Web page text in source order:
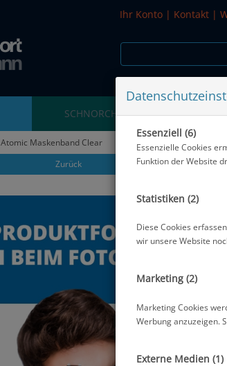
Ihr Konto | Kontakt |
SCHNORCHELN
Atomic Maskenband Clear
Zurück
Essenziell (6)
Essenzielle Cookies
Funktion der Website
Statistiken (2)
Diese Cookies
wir unsere Website
Marketing (2)
Marketing Cookies
Werbung anzuzeigen.
Externe Medien (1)